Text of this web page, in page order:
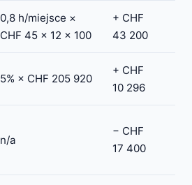
0,8 h/miejsce ×
CHF 45 × 12 × 100
+ CHF
43 200
5% × CHF 205 920
+ CHF
10 296
n/a
− CHF
17 400